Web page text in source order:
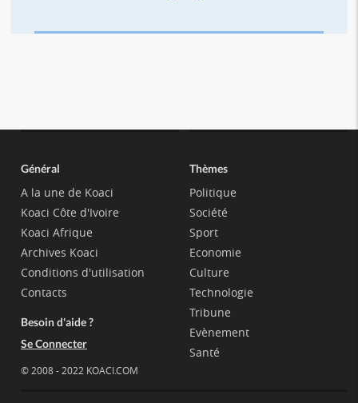
Général
A la une de Koaci
Koaci Côte d'Ivoire
Koaci Afrique
Archives Koaci
Conditions d'utilisation
Contacts
Besoin d'aide ?
Se Connecter
© 2008 - 2022 KOACI.COM
Thèmes
Politique
Société
Sport
Economie
Culture
Technologie
Tribune
Evènement
Santé